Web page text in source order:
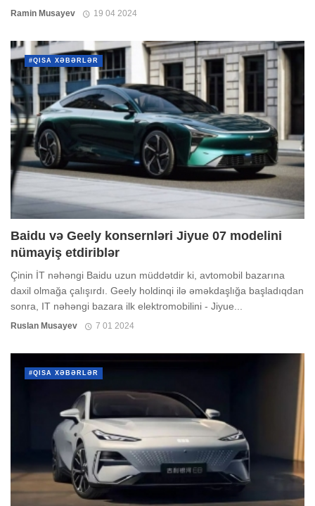
Ramin Musayev 19 04 2024
#QISA XƏBƏRLƏR
Baidu və Geely konsernləri Jiyue 07 modelini
nümayiş etdiriblər
Çinin İT nəhəngi Baidu uzun müddətdir ki, avtomobil bazarına
daxil olmağa çalışırdı. Geely holdinqi ilə əməkdaşlığa başladıqdan
sonra, IT nəhəngi bazara ilk elektromobilini - Jiyue...
Ruslan Musayev 7 01 2024
#QISA XƏBƏRLƏR